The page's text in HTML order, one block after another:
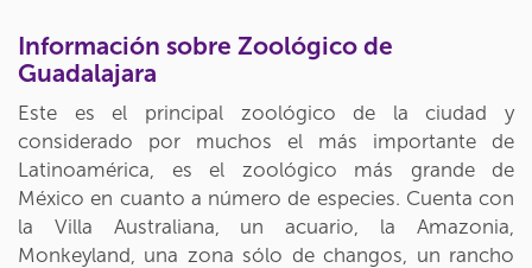
Información sobre Zoológico de
Guadalajara
Este es el principal zoológico de la ciudad y
considerado por muchos el más importante de
Latinoamérica, es el zoológico más grande de
México en cuanto a número de especies. Cuenta con
la Villa Australiana, un acuario, la Amazonia,
Monkeyland, una zona sólo de changos, un rancho